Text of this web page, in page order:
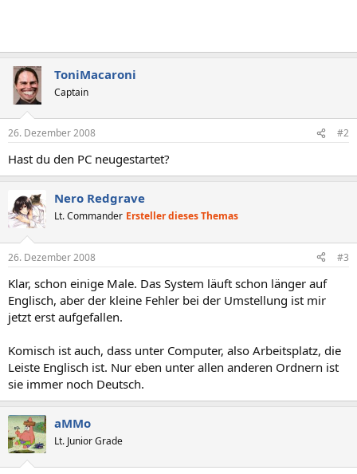
ToniMacaroni
Captain
26. Dezember 2008 #2
Hast du den PC neugestartet?
Nero Redgrave
Lt. Commander Ersteller dieses Themas
26. Dezember 2008 #3
Klar, schon einige Male. Das System läuft schon länger auf
Englisch, aber der kleine Fehler bei der Umstellung ist mir
jetzt erst aufgefallen.
Komisch ist auch, dass unter Computer, also Arbeitsplatz, die
Leiste Englisch ist. Nur eben unter allen anderen Ordnern ist
sie immer noch Deutsch.
aMMo
Lt. Junior Grade